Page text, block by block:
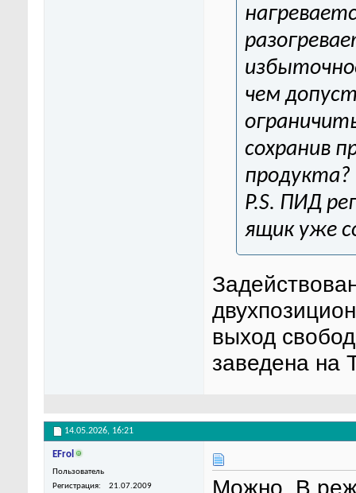
чем
сохранив
продукта?
P.S. ПИД
ящик уже
выход
заведена на
14.05.2026, 16:21
EFrol
Пользователь
Регистрация
21.07.2009 Можно. В